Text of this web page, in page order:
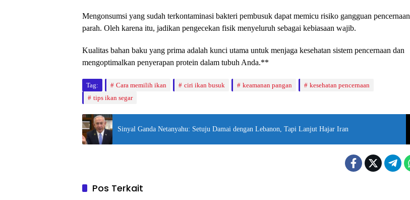
Mengonsumsi yang sudah terkontaminasi bakteri pembusuk dapat memicu risiko gangguan pencernaan
parah. Oleh karena itu, jadikan pengecekan fisik menyeluruh sebagai kebiasaan wajib.
Kualitas bahan baku yang prima adalah kunci utama untuk menjaga kesehatan sistem pencernaan dan
mengoptimalkan penyerapan protein dalam tubuh Anda.**
Tag: Cara memilih ikan ciri ikan busuk keamanan pangan
kesehatan pencernaan
tips ikan segar
Sinyal Ganda Netanyahu: Setuju Damai dengan Lebanon, Tapi Lanjut Hajar Iran
Pos Terkait